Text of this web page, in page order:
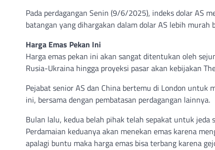
Pada perdagangan Senin (9/6/2025), indeks dolar AS
batangan yang dihargakan dalam dolar AS lebih murah
Harga Emas Pekan Ini
Harga emas pekan ini akan sangat ditentukan oleh
Rusia-Ukraina hingga proyeksi pasar akan kebijakan
Pejabat senior AS dan China bertemu di London untuk
ini, bersama dengan pembatasan perdagangan lainnya.
Bulan lalu, kedua belah pihak telah sepakat untuk
Perdamaian keduanya akan menekan emas karena
apalagi buntu maka harga emas bisa terbang karena